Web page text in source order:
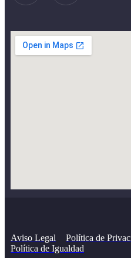
Aviso Legal Política de
Política de Igualdad